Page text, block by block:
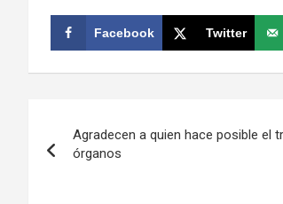
Facebook Twitter
de
Agradecen a quien hace posible el
órganos